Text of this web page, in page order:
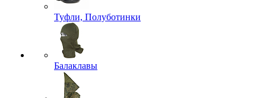
Туфли, Полуботинки
Балаклавы